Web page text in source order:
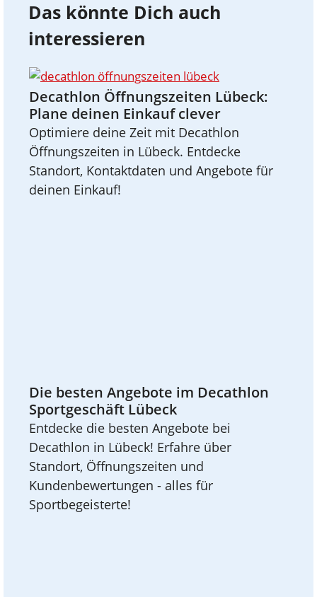
Das könnte Dich auch
interessieren
Decathlon Öffnungszeiten Lübeck:
Plane deinen Einkauf clever
Optimiere deine Zeit mit Decathlon
Öffnungszeiten in Lübeck. Entdecke
Standort, Kontaktdaten und Angebote für
deinen Einkauf!
Die besten Angebote im Decathlon
Sportgeschäft Lübeck
Entdecke die besten Angebote bei
Decathlon in Lübeck! Erfahre über
Standort, Öffnungszeiten und
Kundenbewertungen - alles für
Sportbegeisterte!